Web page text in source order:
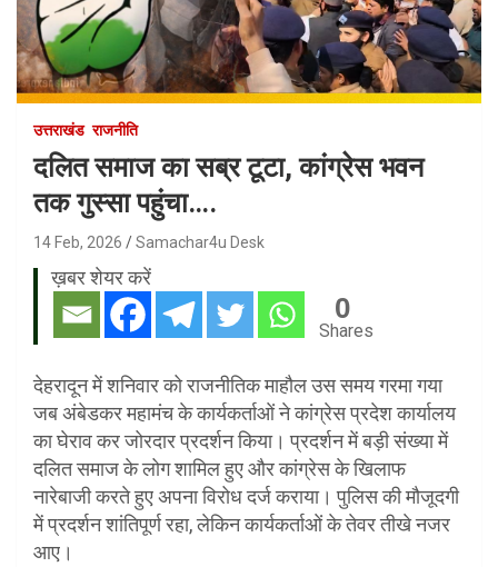
उत्तराखंड राजनीति
दलित समाज का सब्र टूटा, कांग्रेस भवन
तक गुस्सा पहुंचा….
14 Feb, 2026 Samachar4u Desk
ख़बर शेयर करें
0
Shares
देहरादून में शनिवार को राजनीतिक माहौल उस समय गरमा गया
जब अंबेडकर महामंच के कार्यकर्ताओं ने कांग्रेस प्रदेश कार्यालय
का घेराव कर जोरदार प्रदर्शन किया। प्रदर्शन में बड़ी संख्या में
दलित समाज के लोग शामिल हुए और कांग्रेस के खिलाफ
नारेबाजी करते हुए अपना विरोध दर्ज कराया। पुलिस की मौजूदगी
में प्रदर्शन शांतिपूर्ण रहा, लेकिन कार्यकर्ताओं के तेवर तीखे नजर
आए।